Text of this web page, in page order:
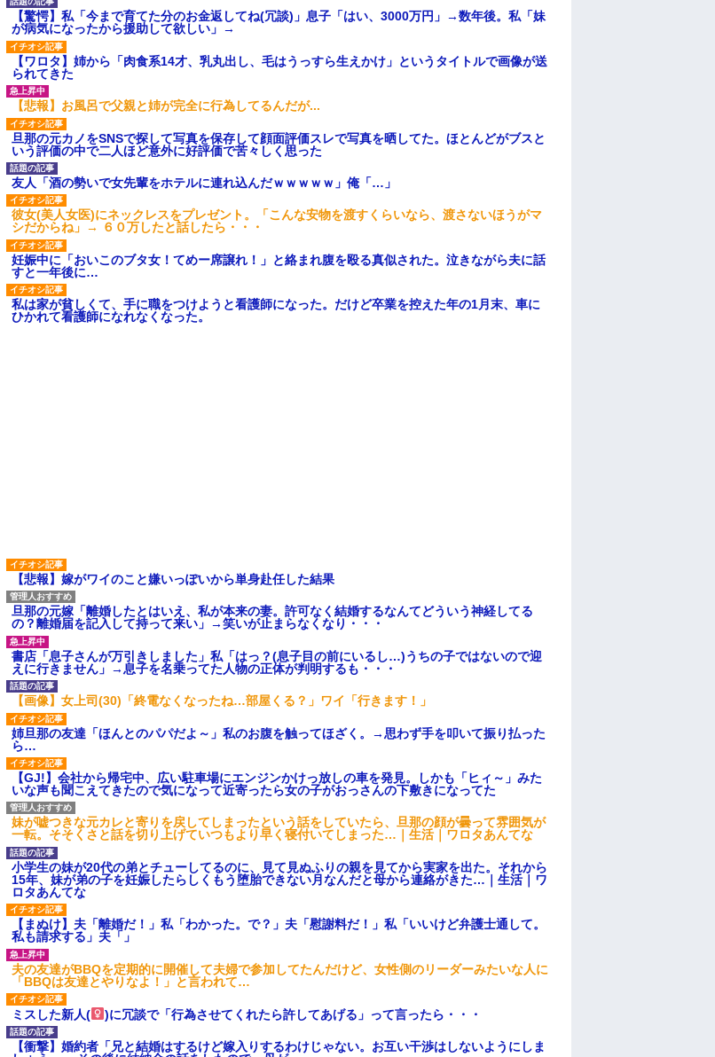
【驚愕】私「今まで育てた分のお金返してね(冗談)」息子「はい、3000万円」→数年後。私「妹
が病気になったから援助して欲しい」→
【ワロタ】姉から「肉食系14才、乳丸出し、毛はうっすら生えかけ」というタイトルで画像が送
られてきた
【悲報】お風呂で父親と姉が完全に行為してるんだが...
旦那の元カノをSNSで探して写真を保存して顔面評価スレで写真を晒してた。ほとんどがブスと
いう評価の中で二人ほど意外に好評価で苦々しく思った
友人「酒の勢いで女先輩をホテルに連れ込んだｗｗｗｗｗ」俺「…」
彼女(美人女医)にネックレスをプレゼント。「こんな安物を渡すくらいなら、渡さないほうがマ
シだからね」→ ６０万したと話したら・・・
妊娠中に「おいこのブタ女！てめー席譲れ！」と絡まれ腹を殴る真似された。泣きながら夫に話
すと一年後に…
私は家が貧しくて、手に職をつけようと看護師になった。だけど卒業を控えた年の1月末、車に
ひかれて看護師になれなくなった。
【悲報】嫁がワイのこと嫌いっぽいから単身赴任した結果
旦那の元嫁「離婚したとはいえ、私が本来の妻。許可なく結婚するなんてどういう神経してる
の？離婚届を記入して持って来い」→笑いが止まらなくなり・・・
書店「息子さんが万引きしました」私「はっ？(息子目の前にいるし…)うちの子ではないので迎
えに行きません」→息子を名乗ってた人物の正体が判明するも・・・
【画像】女上司(30)「終電なくなったね…部屋くる？」ワイ「行きます！」
姉旦那の友達「ほんとのパパだよ～」私のお腹を触ってほざく。→思わず手を叩いて振り払った
ら…
【GJ!】会社から帰宅中、広い駐車場にエンジンかけっ放しの車を発見。しかも「ヒィ～」みた
いな声も聞こえてきたので気になって近寄ったら女の子がおっさんの下敷きになってた
妹が嘘つきな元カレと寄りを戻してしまったという話をしていたら、旦那の顔が曇って雰囲気が
一転。そそくさと話を切り上げていつもより早く寝付いてしまった…｜生活｜ワロタあんてな
小学生の妹が20代の弟とチューしてるのに、見て見ぬふりの親を見てから実家を出た。それから
15年、妹が弟の子を妊娠したらしくもう堕胎できない月なんだと母から連絡がきた…｜生活｜ワ
ロタあんてな
【まぬけ】夫「離婚だ！」私「わかった。で？」夫「慰謝料だ！」私「いいけど弁護士通して。
私も請求する」夫「」
夫の友達がBBQを定期的に開催して夫婦で参加してたんだけど、女性側のリーダーみたいな人に
「BBQは友達とやりなよ！」と言われて…
ミスした新人( )に冗談で「行為させてくれたら許してあげる」って言ったら・・・
【衝撃】婚約者「兄と結婚はするけど嫁入りするわけじゃない。お互い干渉はしないようにしま